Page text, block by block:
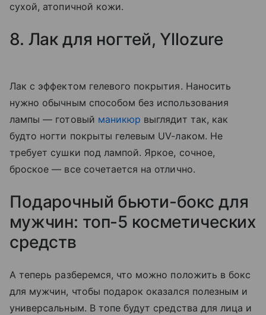
сухой, атопичной кожи.
8. Лак для ногтей, Yllozure
Лак с эффектом гелевого покрытия. Наносить
нужно обычным способом без использования
лампы — готовый маникюр выглядит так, как
будто ногти покрыты гелевым UV-лаком. Не
требует сушки под лампой. Яркое, сочное,
броское — все сочетается на отлично.
Подарочный бьюти-бокс для
мужчин: топ-5 косметических
средств
А теперь разберемся, что можно положить в бокс
для мужчин, чтобы подарок оказался полезным и
универсальным. В топе будут средства для лица и